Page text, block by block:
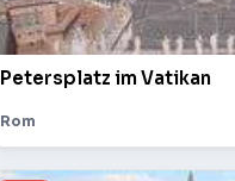
Petersplatz im Vatikan
Rom